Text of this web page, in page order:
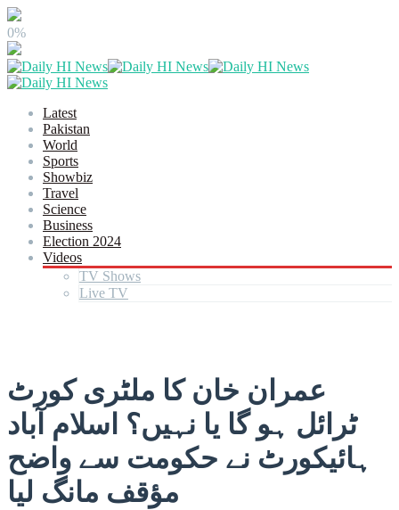
0%
Latest
Pakistan
World
Sports
Showbiz
Travel
Science
Business
Election 2024
Videos
TV Shows
Live TV
عمران خان کا ملٹری کورٹ
ٹرائل ہو گا یا نہیں؟ اسلام آباد
ہائیکورٹ نے حکومت سے واضح
مؤقف مانگ لیا